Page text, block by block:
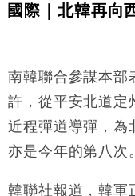
11:12
國際｜特朗
司
18:31
財經｜華僑
47仙
財經｜滙豐
及消費表現
國際｜北韓再向
南韓聯合參謀本部
許，從平安北道定
近程彈道導彈，為
亦是今年的第八次。
韓聯社報道，韓軍